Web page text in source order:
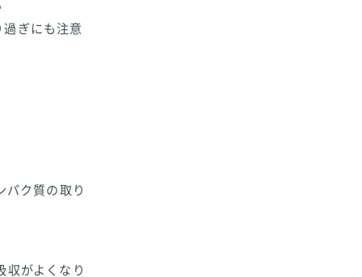
ぎにも注意
ク質の取り
がよくなり